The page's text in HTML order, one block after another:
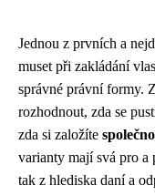
Jednou z prvních a
muset při zakládání
správné právní formy.
rozhodnout, zda se
zda si založíte
varianty mají svá pro a
tak z hlediska daní a